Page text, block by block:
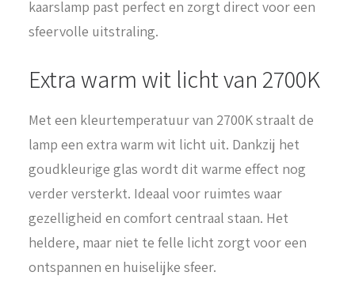
kaarslamp past perfect en zorgt direct voor een
sfeervolle uitstraling.
Extra warm wit licht van 2700K
Met een kleurtemperatuur van 2700K straalt de
lamp een extra warm wit licht uit. Dankzij het
goudkleurige glas wordt dit warme effect nog
verder versterkt. Ideaal voor ruimtes waar
gezelligheid en comfort centraal staan. Het
heldere, maar niet te felle licht zorgt voor een
ontspannen en huiselijke sfeer.